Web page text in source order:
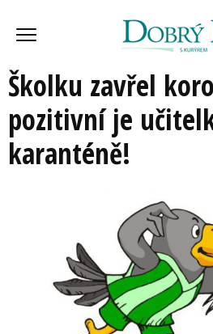
Školku zavřel
pozitivní je
karanténě!